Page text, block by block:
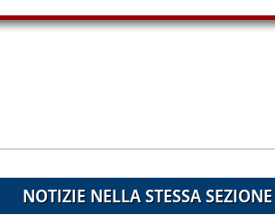
NOTIZIE NELLA STESSA SEZIONE